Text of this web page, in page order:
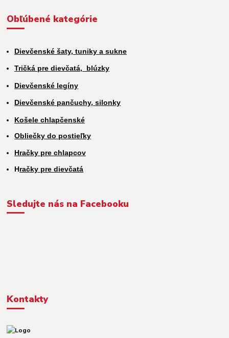
Obľúbené kategórie
Dievčenské šaty, tuniky a sukne
Tričká pre dievčatá, blúzky
Dievčenské legíny
Dievčenské pančuchy, silonky
Košele chlapčenské
Obliečky do postieľky
Hračky pre chlapcov
Hračky pre dievčatá
Sledujte nás na Facebooku
Kontakty